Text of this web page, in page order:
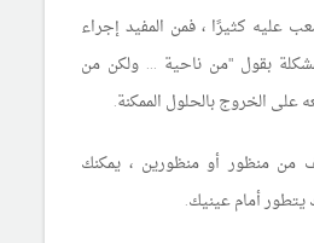
عليه كثيرًا ، فمن المفيد إجراء
بقول "من ناحية ... ولكن من
الخروج بالحلول الممكنة.
من منظور أو منظورين ، يمكنك
يتطور أمام عينيك.